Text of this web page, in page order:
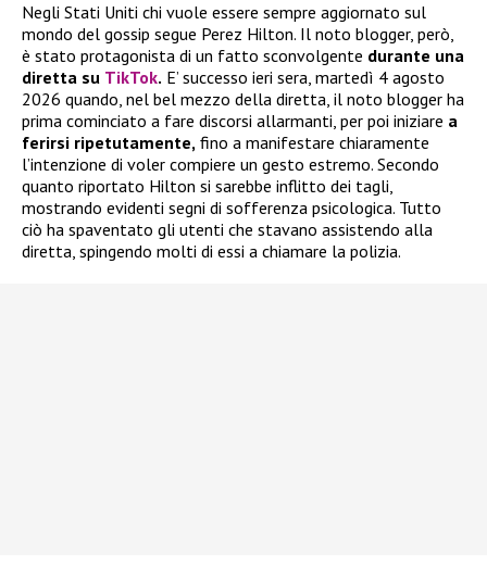
Negli Stati Uniti chi vuole essere sempre aggiornato sul
mondo del gossip segue Perez Hilton. Il noto blogger, però,
è stato protagonista di un fatto sconvolgente durante una
diretta su TikTok. E’ successo ieri sera, martedì 4 agosto
2026 quando, nel bel mezzo della diretta, il noto blogger ha
prima cominciato a fare discorsi allarmanti, per poi iniziare a
ferirsi ripetutamente, fino a manifestare chiaramente
l’intenzione di voler compiere un gesto estremo. Secondo
quanto riportato Hilton si sarebbe inflitto dei tagli,
mostrando evidenti segni di sofferenza psicologica. Tutto
ciò ha spaventato gli utenti che stavano assistendo alla
diretta, spingendo molti di essi a chiamare la polizia.